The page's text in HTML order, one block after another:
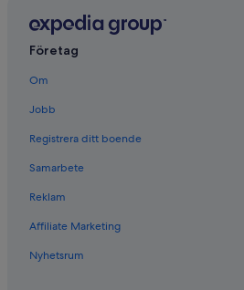
Hotell i Santa María Pápalo
Hotell i Santiago Comaltepec
Hotell i Santiago Nacaltepec
Hotell i Santo Domingo Tepuxtepec
3-Stjärniga hotell i Puerto Escondido
Företag
Om
Jobb
Registrera ditt boende
Samarbete
Reklam
Affiliate Marketing
Nyhetsrum